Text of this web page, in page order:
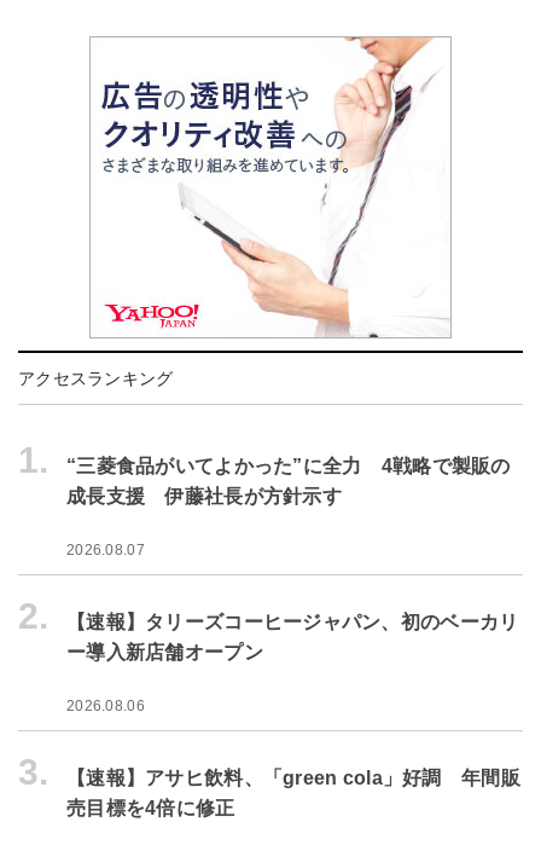
アクセスランキング
1.
“三菱食品がいてよかった”に全力 4戦略で製販の
成長支援 伊藤社長が方針示す
2026.08.07
2.
【速報】タリーズコーヒージャパン、初のベーカリ
ー導入新店舗オープン
2026.08.06
3.
【速報】アサヒ飲料、「green cola」好調 年間販
売目標を4倍に修正